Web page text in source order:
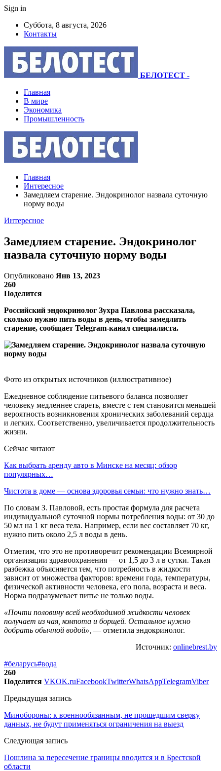
Sign in
Суббота, 8 августа, 2026
Контакты
БЕЛОТЕСТ -
Главная
В мире
Экономика
Промышленность
Главная
Интересное
Замедляем старение. Эндокринолог назвала суточную
норму воды
Интересное
Замедляем старение. Эндокринолог
назвала суточную норму воды
Опубликовано Янв 13, 2023
260
Поделится
Российский эндокринолог Зухра Павлова рассказала,
сколько нужно пить воды в день, чтобы замедлить
старение, сообщает Telegram-канал специалиста.
Фото из открытых источников (иллюстративное)
Ежедневное соблюдение питьевого баланса позволяет
человеку медленнее стареть, вместе с тем становится меньшей
вероятность возникновения хронических заболеваний сердца
и легких. Соответственно, увеличивается продолжительность
жизни.
Сейчас читают
Как выбрать аренду авто в Минске на месяц: обзор
популярных…
Чистота в доме — основа здоровья семьи: что нужно знать…
По словам З. Павловой, есть простая формула для расчета
индивидуальной суточной нормы потребления воды: от 30 до
50 мл на 1 кг веса тела. Например, если вес составляет 70 кг,
нужно пить около 2,5 л воды в день.
Отметим, что это не противоречит рекомендации Всемирной
организации здравоохранения — от 1,5 до 3 л в сутки. Такая
разбежка объясняется тем, что потребность в жидкости
зависит от множества факторов: времени года, температуры,
физической активности человека, его пола, возраста и веса.
Норма подразумевает питье не только воды.
«Почти половину всей необходимой жидкости человек
получает из чая, компота и борщей. Остальное нужно
добрать обычной водой», — отметила эндокринолог.
Источник: onlinebrest.by
#беларусь#вода
260
Поделится VKOK.ruFacebookTwitterWhatsAppTelegramViber
Предыдущая запись
Минобороны: к военнообязанным, не прошедшим сверку
данных, не будут применяться ограничения на выезд
Следующая запись
Пошлина за пересечение границы вводится и в Брестской
области